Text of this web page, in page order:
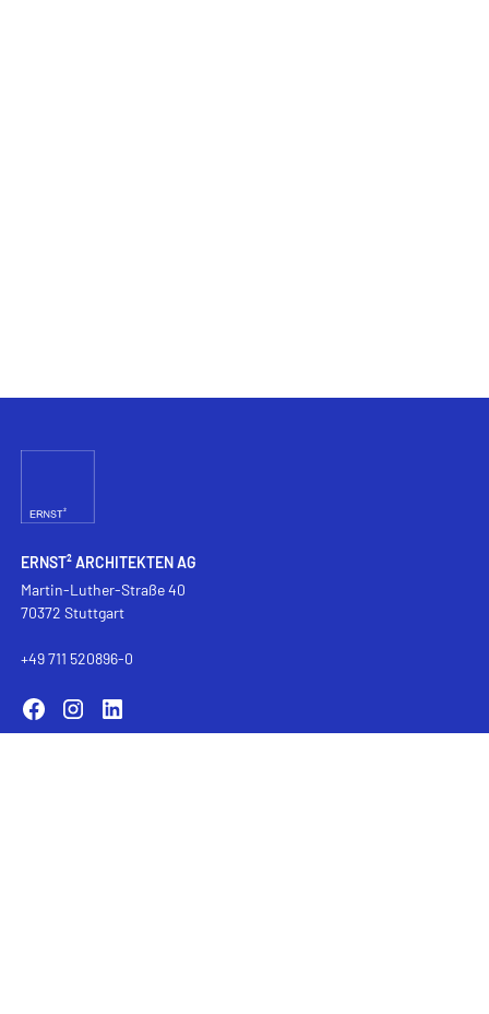
ERNST² ARCHITEKTEN AG
Martin-Luther-Straße 40
70372 Stuttgart
+49 711 520896-0